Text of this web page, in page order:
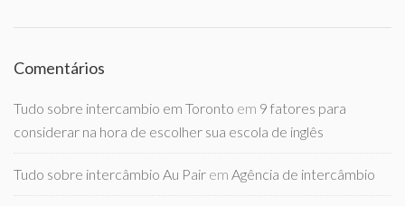
Comentários
Tudo sobre intercambio em Toronto em 9 fatores para
considerar na hora de escolher sua escola de inglês
Tudo sobre intercâmbio Au Pair em Agência de intercâmbio